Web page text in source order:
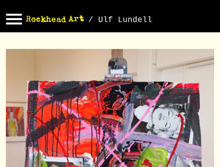
/ Ulf Lundell